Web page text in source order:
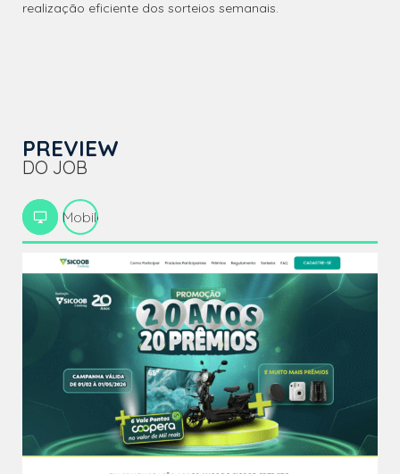
realização eficiente dos sorteios semanais.
PREVIEW
DO JOB
Mobile